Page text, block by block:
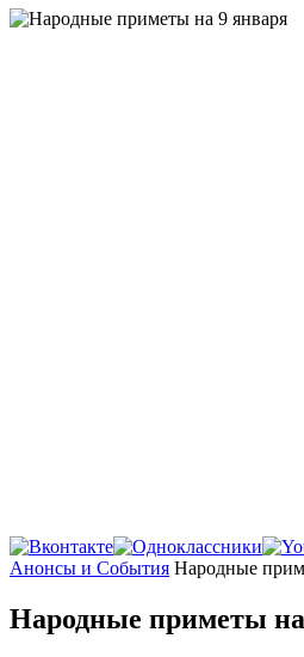
Главная
Анонсы и События Народные
Народные приметы